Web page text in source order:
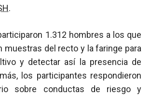
.
1.312 hombres a los que
muestras del recto y la faringe para
y detectar así la presencia de
los participantes respondieron
sobre conductas de riesgo y